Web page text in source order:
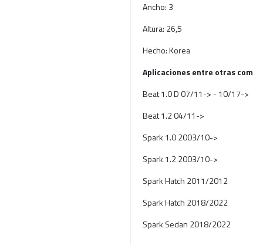
Ancho: 3
Altura: 26,5
Hecho: Korea
Aplicaciones entre otras
Beat 1.0 D 07/11-> - 10/17->
Beat 1.2 04/11->
Spark 1.0 2003/10->
Spark 1.2 2003/10->
Spark Hatch 2011/2012
Spark Hatch 2018/2022
Spark Sedan 2018/2022